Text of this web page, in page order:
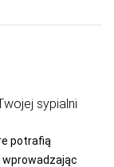
sypialni
potrafią